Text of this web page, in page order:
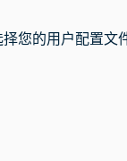
的用户配置文